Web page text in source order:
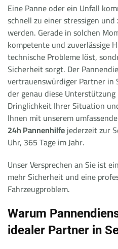
Eine Panne oder ein Unfall
schnell zu einer stressigen
werden. Gerade in solchen
kompetente und zuverlässige
technische Probleme löst,
Sicherheit sorgt. Der
vertrauenswürdiger Partner in
der genau diese
Dringlichkeit Ihrer Situation
Ihnen mit unserem
24h Pannenhilfejederzeit zur
Uhr, 365 Tage im Jahr.
Unser Versprechen an Sie ist
mehr Sicherheit und eine
Fahrzeugproblem.
Warum
idealer Partner in